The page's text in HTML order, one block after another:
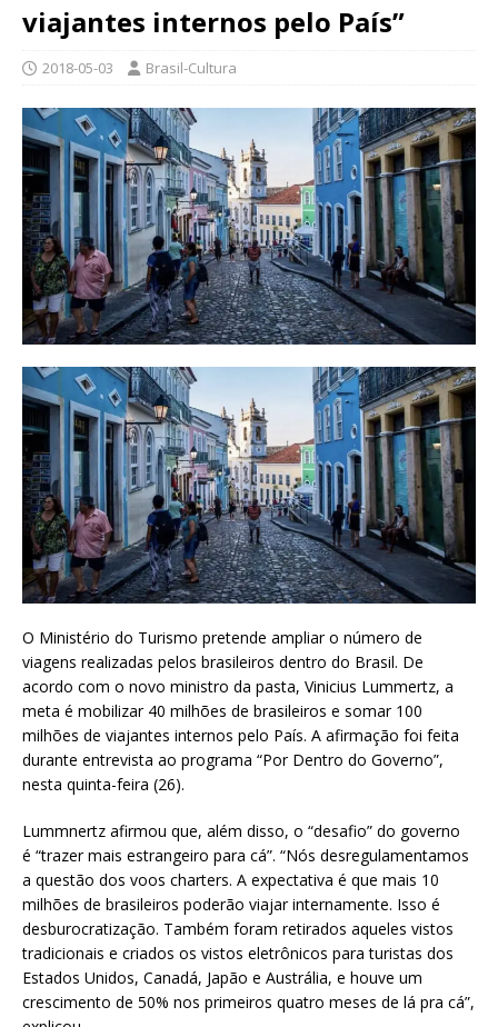
viajantes internos pelo País”
2018-05-03 Brasil-Cultura
O Ministério do Turismo pretende ampliar o número de
viagens realizadas pelos brasileiros dentro do Brasil. De
acordo com o novo ministro da pasta, Vinicius Lummertz, a
meta é mobilizar 40 milhões de brasileiros e somar 100
milhões de viajantes internos pelo País. A afirmação foi feita
durante entrevista ao programa “Por Dentro do Governo”,
nesta quinta-feira (26).
Lummnertz afirmou que, além disso, o “desafio” do governo
é “trazer mais estrangeiro para cá”. “Nós desregulamentamos
a questão dos voos charters. A expectativa é que mais 10
milhões de brasileiros poderão viajar internamente. Isso é
desburocratização. Também foram retirados aqueles vistos
tradicionais e criados os vistos eletrônicos para turistas dos
Estados Unidos, Canadá, Japão e Austrália, e houve um
crescimento de 50% nos primeiros quatro meses de lá pra cá”,